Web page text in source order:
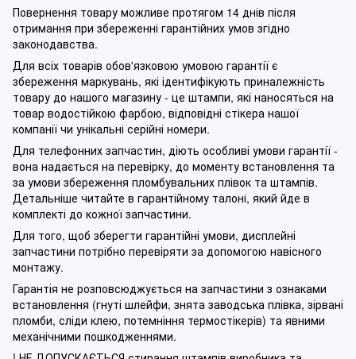
Повернення товару можливе протягом 14 днів після
отримання при збереженні гарантійних умов згідно
законодавства.
Для всіх товарів обов'язковою умовою гарантії є
збереження маркувань, які ідентифікують приналежність
товару до нашого магазину - це штампи, які наносяться на
товар водостійкою фарбою, відповідні стікера нашої
компанії чи унікальні серійні номери.
Для телефонних запчастин, діють особливі умови гарантії -
вона надається на перевірку, до моменту встановлення та
за умови збереження пломбувальних плівок та штампів.
Детальніше читайте в гарантійному талоні, який йде в
комплекті до кожної запчастини.
Для того, щоб зберегти гарантійні умови, дисплейні
запчастини потрібно перевіряти за допомогою навісного
монтажу.
Гарантія не розповсюджується на запчастини з ознаками
встановлення (гнуті шлейфи, знята заводська плівка, зірвані
пломби, сліди клею, потемніння термостікерів) та явними
механічними пошкодженнями.